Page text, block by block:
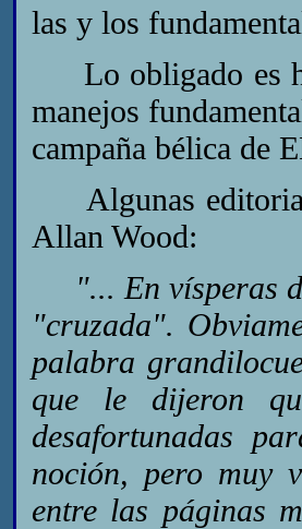
las y los
Lo obligado es
manejos
campaña bélica de
Algunas
Allan Wood:
"... En vísperas
"cruzada".
palabra
que le dijeron
desafortunadas
noción, pero muy
entre las páginas